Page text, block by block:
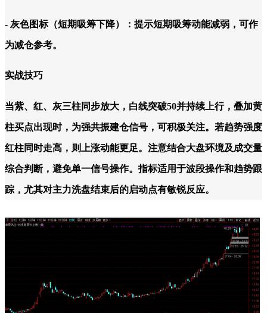
- 灰色图标（短期吸筹下降）：提示短期吸筹动能减弱，可作
为减仓参考。
实战技巧
当紫、红、灰三柱同步放大，白线突破50并持续上行，叠加黄
柱买点出现时，为强共振建仓信号，可积极关注。若趋势强度
红柱同时走高，则上涨动能更足。注意结合大盘环境及成交量
综合判断，避免单一信号操作。指标适用于波段操作和趋势跟
踪，尤其对主力洗盘结束后的启动点有敏锐反应。